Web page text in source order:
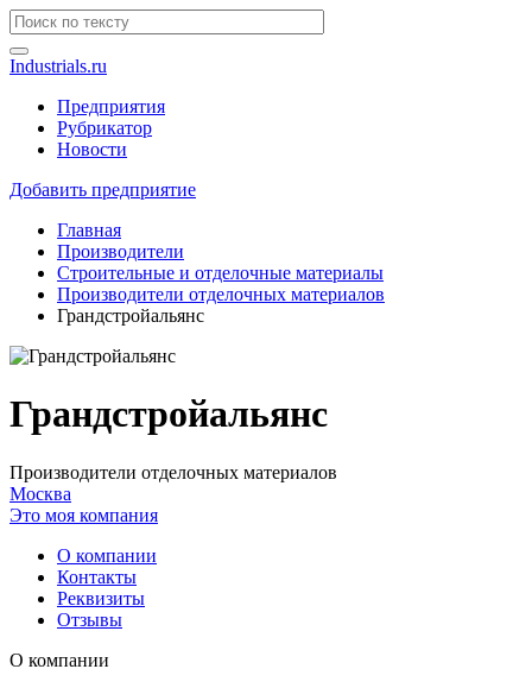
Industrials.ru
Предприятия
Рубрикатор
Новости
Добавить предприятие
Главная
Производители
Строительные и отделочные материалы
Производители отделочных материалов
Грандстройальянс
Грандстройальянс
Производители отделочных материалов
Москва
Это моя компания
О компании
Контакты
Реквизиты
Отзывы
О компании